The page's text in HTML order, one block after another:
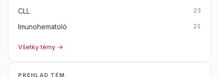
CLL 23
Imunohematoló 21
Všetky témy →
PREHLAD TÉM